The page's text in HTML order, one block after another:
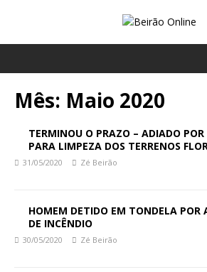
Mês: Maio 2020
TERMINOU O PRAZO – ADIADO POR
PARA LIMPEZA DOS TERRENOS
31/05/2020 Zé Beirão
HOMEM DETIDO EM TONDELA POR
DE INCÊNDIO
30/05/2020 Zé Beirão